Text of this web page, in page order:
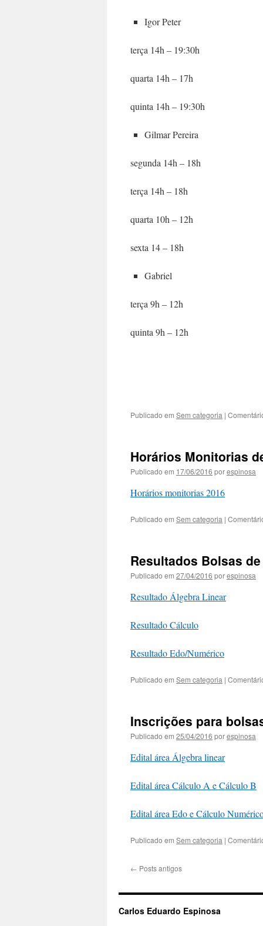
Igor Peter
terça 14h – 19:30h
quarta 14h – 17h
quinta 14h – 19:30h
Gilmar Pereira
segunda 14h – 18h
terça 14h – 18h
quarta 10h – 12h
sexta 14 – 18h
Gabriel
terça 9h – 12h
quinta 9h – 12h
Publicado em Sem categoria |
Horários Monitorias
Publicado em 17/06/2016 porespinosa
Horários monitorias 2016
Publicado em Sem categoria |
Resultados Bolsas
Publicado em 27/04/2016 porespinosa
Resultado Álgebra Linear
Resultado Cálculo
Resultado Edo/Numérico
Publicado em Sem categoria |
Inscrições para
Publicado em 25/04/2016 porespinosa
Edital área Álgebra linear
Edital área Cálculo A e Cálculo B
Edital área Edo e Cálculo
Publicado em Sem categoria |
← Posts antigos
Carlos Eduardo Espinosa